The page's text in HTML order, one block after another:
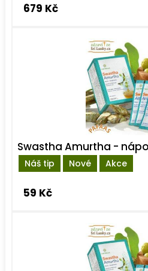
679 Kč
Náš tip Nové Akce
Swastha Amurtha -
59 Kč